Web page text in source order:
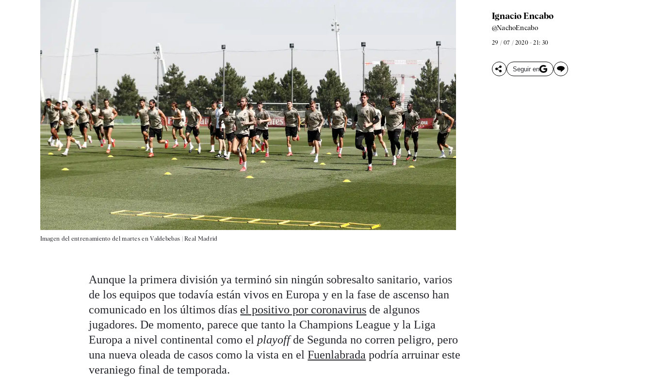
Imagen del entrenamiento del martes en Valdebebas |Real Madrid
Ignacio Encabo
@NachoEncabo
29 / 07 / 2020 - 21: 30
Seguir en
Aunque la primera división ya terminó sin ningún sobresalto sanitario, varios
de los equipos que todavía están vivos en Europa y en la fase de ascenso han
comunicado en los últimos días el positivo por coronavirus de algunos
jugadores. De momento, parece que tanto la Champions League y la Liga
Europa a nivel continental como el playoffde Segunda no corren peligro, pero
una nueva oleada de casos como la vista en elFuenlabrada podría arruinar este
veraniego final de temporada.